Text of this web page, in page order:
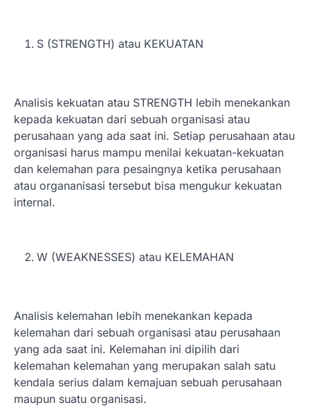
S (STRENGTH) atau KEKUATAN
Analisis kekuatan atau STRENGTH lebih menekankan
kepada kekuatan dari sebuah organisasi atau
perusahaan yang ada saat ini. Setiap perusahaan atau
organisasi harus mampu menilai kekuatan-kekuatan
dan kelemahan para pesaingnya ketika perusahaan
atau organanisasi tersebut bisa mengukur kekuatan
internal.
W (WEAKNESSES) atau KELEMAHAN
Analisis kelemahan lebih menekankan kepada
kelemahan dari sebuah organisasi atau perusahaan
yang ada saat ini. Kelemahan ini dipilih dari
kelemahan kelemahan yang merupakan salah satu
kendala serius dalam kemajuan sebuah perusahaan
maupun suatu organisasi.